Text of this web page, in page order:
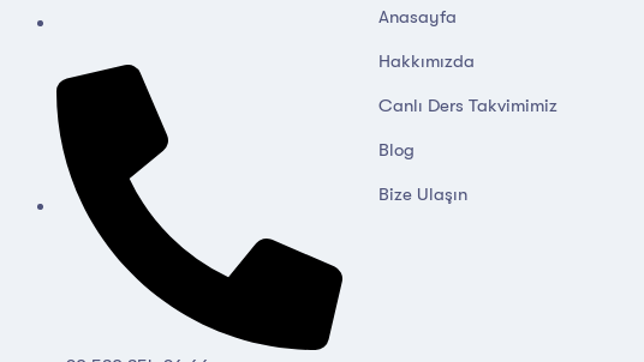
Anasayfa
Hakkımızda
Canlı Ders Takvimimiz
Blog
Bize Ulaşın